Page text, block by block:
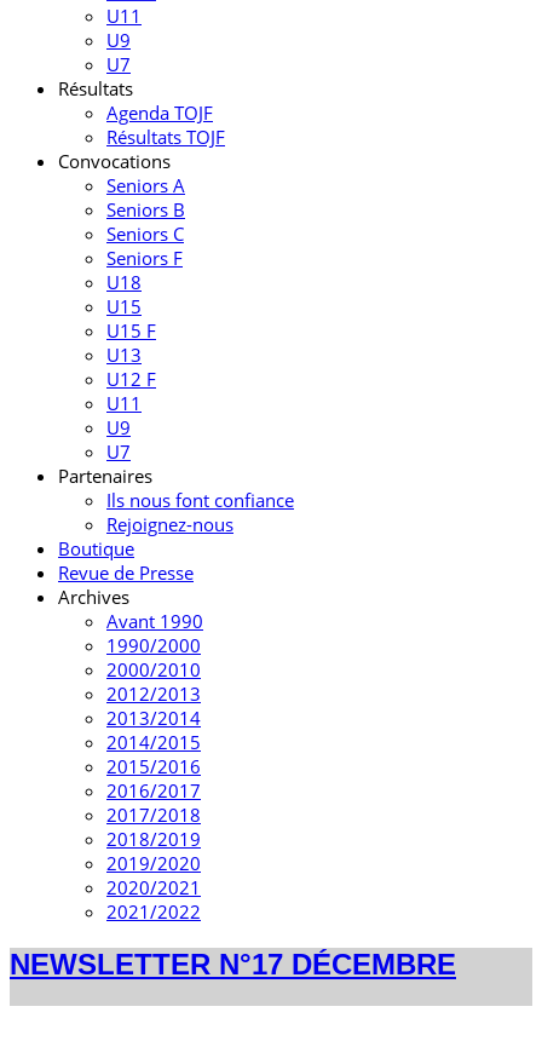
U11
U9
U7
Résultats
Agenda TOJF
Résultats TOJF
Convocations
Seniors A
Seniors B
Seniors C
Seniors F
U18
U15
U15 F
U13
U12 F
U11
U9
U7
Partenaires
Ils nous font confiance
Rejoignez-nous
Boutique
Revue de Presse
Archives
Avant 1990
1990/2000
2000/2010
2012/2013
2013/2014
2014/2015
2015/2016
2016/2017
2017/2018
2018/2019
2019/2020
2020/2021
2021/2022
NEWSLETTER N°17 DÉCEMBRE